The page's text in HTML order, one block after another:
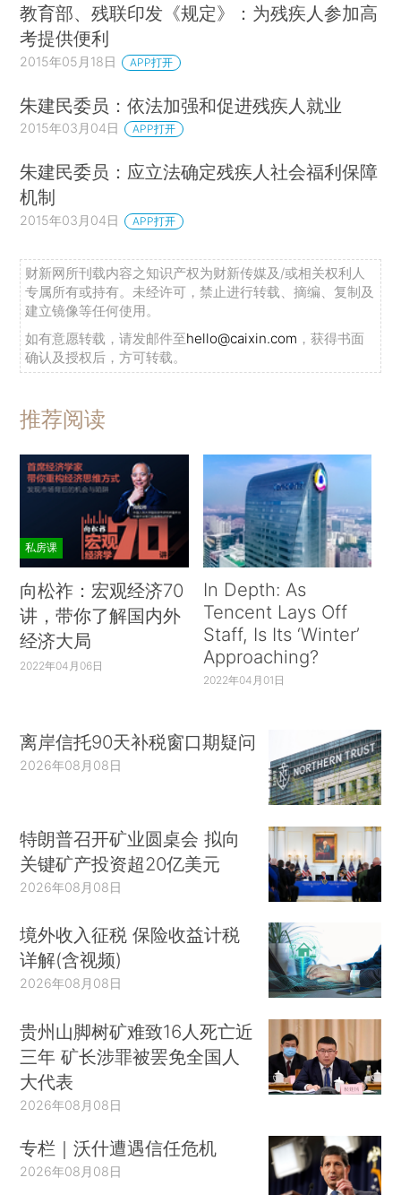
教育部、残联印发《规定》：为残疾人参加高
考提供便利
2015年05月18日 APP打开
朱建民委员：依法加强和促进残疾人就业
2015年03月04日 APP打开
朱建民委员：应立法确定残疾人社会福利保障
机制
2015年03月04日 APP打开
财新网所刊载内容之知识产权为财新传媒及/或相关权利人
专属所有或持有。未经许可，禁止进行转载、摘编、复制及
建立镜像等任何使用。
如有意愿转载，请发邮件至hello@caixin.com ，获得书面
确认及授权后，方可转载。
推荐阅读
私房课
向松祚：宏观经济70
讲，带你了解国内外
经济大局
2022年04月06日
In Depth: As
Tencent Lays Off
Staff, Is Its ‘Winter’
Approaching?
2022年04月01日
离岸信托90天补税窗口期疑问
2026年08月08日
特朗普召开矿业圆桌会 拟向
关键矿产投资超20亿美元
2026年08月08日
境外收入征税 保险收益计税
详解(含视频)
2026年08月08日
贵州山脚树矿难致16人死亡近
三年 矿长涉罪被罢免全国人
大代表
2026年08月08日
专栏｜沃什遭遇信任危机
2026年08月08日